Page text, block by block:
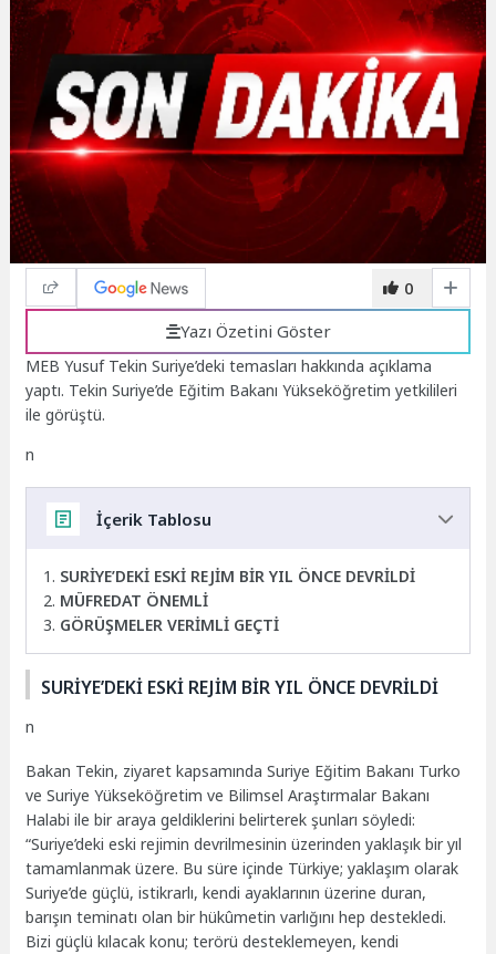
0
Yazı Özetini Göster
MEB Yusuf Tekin Suriye’deki temasları hakkında açıklama
yaptı. Tekin Suriye’de Eğitim Bakanı Yükseköğretim yetkilileri
ile görüştü.
n
İçerik Tablosu
SURİYE’DEKİ ESKİ REJİM BİR YIL ÖNCE DEVRİLDİ
MÜFREDAT ÖNEMLİ
GÖRÜŞMELER VERİMLİ GEÇTİ
SURİYE’DEKİ ESKİ REJİM BİR YIL ÖNCE DEVRİLDİ
n
Bakan Tekin, ziyaret kapsamında Suriye Eğitim Bakanı Turko
ve Suriye Yükseköğretim ve Bilimsel Araştırmalar Bakanı
Halabi ile bir araya geldiklerini belirterek şunları söyledi:
“Suriye’deki eski rejimin devrilmesinin üzerinden yaklaşık bir yıl
tamamlanmak üzere. Bu süre içinde Türkiye; yaklaşım olarak
Suriye’de güçlü, istikrarlı, kendi ayaklarının üzerine duran,
barışın teminatı olan bir hükûmetin varlığını hep destekledi.
Bizi güçlü kılacak konu; terörü desteklemeyen, kendi